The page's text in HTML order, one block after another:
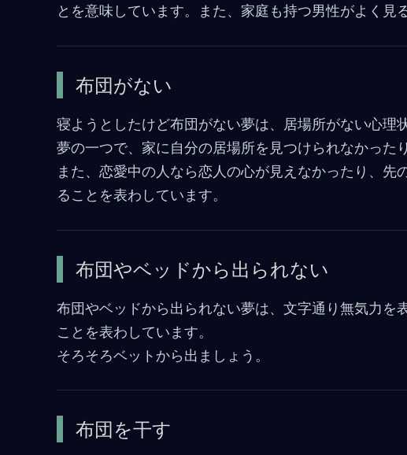
とを意味しています。また、家庭も持つ男性がよく見
布団がない
寝ようとしたけど布団がない夢は、居場所がない心理
夢の一つで、家に自分の居場所を見つけられなかった
また、恋愛中の人なら恋人の心が見えなかったり、
ることを表わしています。
布団やベッドから出られない
布団やベッドから出られない夢は、文字通り無気力を
ことを表わしています。
そろそろベットから出ましょう。
布団を干す